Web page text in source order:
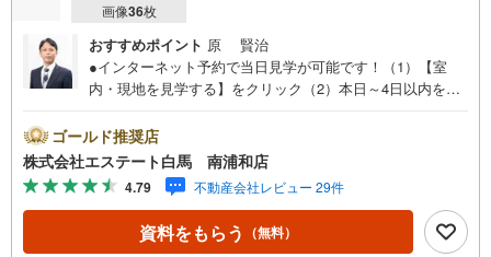
画像36枚
おすすめポイント 原 賢治
●インターネット予約で当日見学が可能です！（1）【室
内・現地を見学する】をクリック（2）本日～4日以内をご
ください。●10:00～21:00はお電話でのお問い合わせがスム
ーズです。●2025年7月上旬リフォーム完了●東浦和駅徒歩
約10分●南西向き3LDK、全居室収納付き【Yahoo！ 不動産
キャンペーン対象店舗です。】 当店で物件を成約すると
PayPayボーナスをプレゼント！◆エステート白馬の5大サ
ポート◆1.FP相談サポート社外のファイナンシャルプラン
ゴールド推奨店
株式会社エステート白馬 南浦和店
4.79 不動産会社レビュー 29件
資料をもらう （無料）